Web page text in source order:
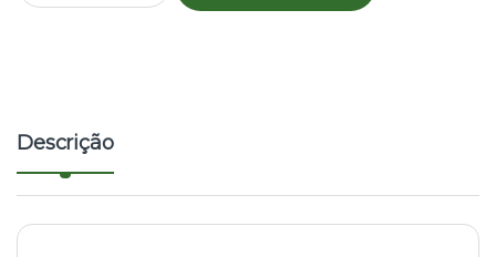
Descrição